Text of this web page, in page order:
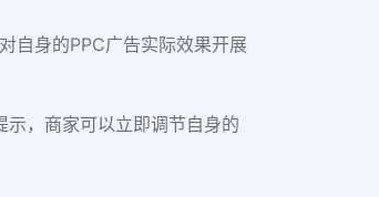
自身的PPC广告实际效果开展
，商家可以立即调节自身的